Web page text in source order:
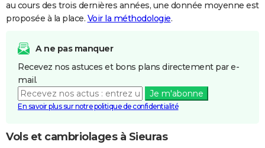
au cours des trois dernières années, une donnée moyenne est
proposée à la place. Voir la méthodologie.
A ne pas manquer
Recevez nos astuces et bons plans directement par e-
mail.
Je m'abonne
En savoir plus sur notre politique de confidentialité
Vols et cambriolages à Sieuras